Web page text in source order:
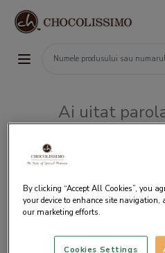
Ai uitat
By clicking “Accept All Cookies”, you
your device to enhance site
our marketing efforts.
Cookies Settings